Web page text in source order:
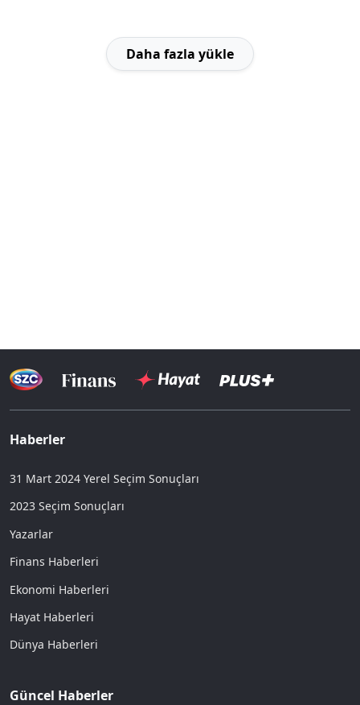
Daha fazla yükle
Haberler
31 Mart 2024 Yerel Seçim Sonuçları
2023 Seçim Sonuçları
Yazarlar
Finans Haberleri
Ekonomi Haberleri
Hayat Haberleri
Dünya Haberleri
Güncel Haberler